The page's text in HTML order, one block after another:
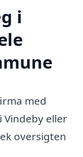
i
med
eller
oversigten